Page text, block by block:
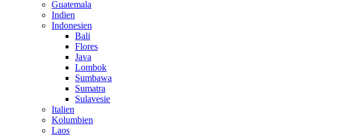
Guatemala
Indien
Indonesien
Bali
Flores
Java
Lombok
Sumbawa
Sumatra
Sulavesie
Italien
Kolumbien
Laos